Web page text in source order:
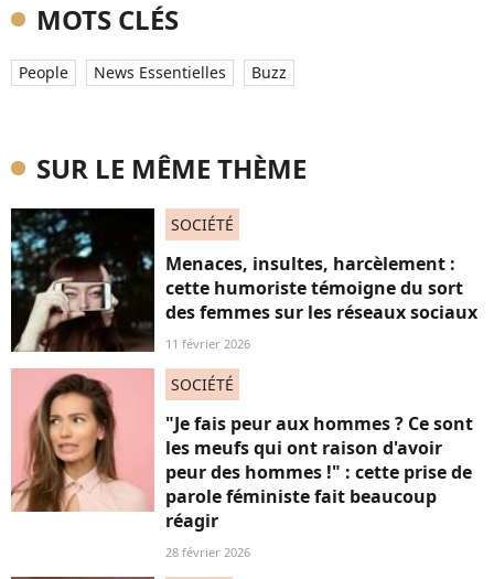
MOTS CLÉS
People News Essentielles Buzz
SUR LE MÊME THÈME
SOCIÉTÉ
Menaces, insultes, harcèlement :
cette humoriste témoigne du sort
des femmes sur les réseaux sociaux
11 février 2026
SOCIÉTÉ
"Je fais peur aux hommes ? Ce sont
les meufs qui ont raison d'avoir
peur des hommes !" : cette prise de
parole féministe fait beaucoup
réagir
28 février 2026